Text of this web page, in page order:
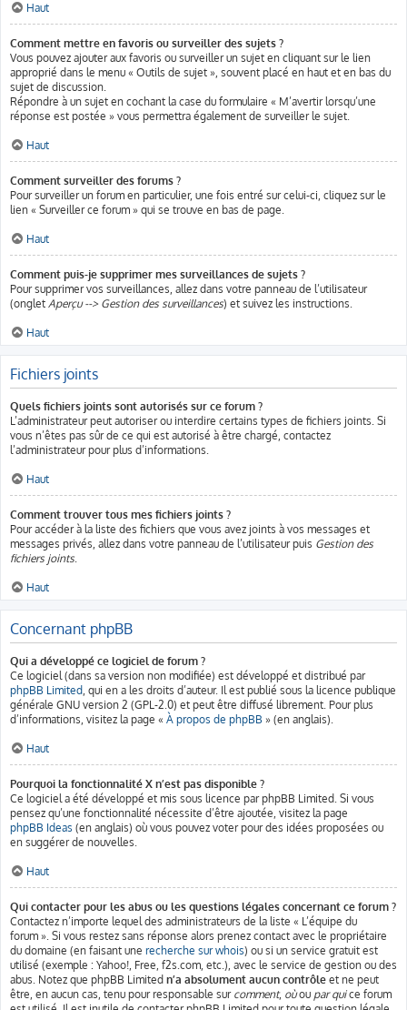
Haut
Comment mettre en favoris ou surveiller des sujets ?
Vous pouvez ajouter aux favoris ou surveiller un sujet en cliquant sur le lien
approprié dans le menu « Outils de sujet », souvent placé en haut et en bas du
sujet de discussion.
Répondre à un sujet en cochant la case du formulaire « M’avertir lorsqu’une
réponse est postée » vous permettra également de surveiller le sujet.
Haut
Comment surveiller des forums ?
Pour surveiller un forum en particulier, une fois entré sur celui-ci, cliquez sur le
lien « Surveiller ce forum » qui se trouve en bas de page.
Haut
Comment puis-je supprimer mes surveillances de sujets ?
Pour supprimer vos surveillances, allez dans votre panneau de l’utilisateur
(onglet Aperçu --> Gestion des surveillances) et suivez les instructions.
Haut
Fichiers joints
Quels fichiers joints sont autorisés sur ce forum ?
L’administrateur peut autoriser ou interdire certains types de fichiers joints. Si
vous n’êtes pas sûr de ce qui est autorisé à être chargé, contactez
l’administrateur pour plus d’informations.
Haut
Comment trouver tous mes fichiers joints ?
Pour accéder à la liste des fichiers que vous avez joints à vos messages et
messages privés, allez dans votre panneau de l’utilisateur puis Gestion des
fichiers joints.
Haut
Concernant phpBB
Qui a développé ce logiciel de forum ?
Ce logiciel (dans sa version non modifiée) est développé et distribué par
phpBB Limited, qui en a les droits d’auteur. Il est publié sous la licence publique
générale GNU version 2 (GPL-2.0) et peut être diffusé librement. Pour plus
d’informations, visitez la page « À propos de phpBB » (en anglais).
Haut
Pourquoi la fonctionnalité X n’est pas disponible ?
Ce logiciel a été développé et mis sous licence par phpBB Limited. Si vous
pensez qu’une fonctionnalité nécessite d’être ajoutée, visitez la page
phpBB Ideas (en anglais) où vous pouvez voter pour des idées proposées ou
en suggérer de nouvelles.
Haut
Qui contacter pour les abus ou les questions légales concernant ce forum ?
Contactez n’importe lequel des administrateurs de la liste « L’équipe du
forum ». Si vous restez sans réponse alors prenez contact avec le propriétaire
du domaine (en faisant une recherche sur whois) ou si un service gratuit est
utilisé (exemple : Yahoo!, Free, f2s.com, etc.), avec le service de gestion ou des
abus. Notez que phpBB Limited n’a absolument aucun contrôle et ne peut
être, en aucun cas, tenu pour responsable sur comment, oùou par quice forum